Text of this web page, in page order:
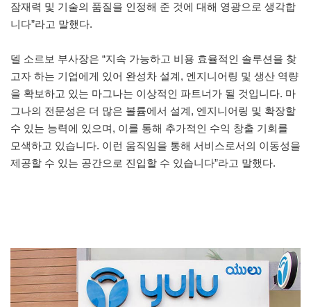
잠재력 및 기술의 품질을 인정해 준 것에 대해 영광으로 생각합
니다”라고 말했다.
델 소르보 부사장은 “지속 가능하고 비용 효율적인 솔루션을 찾
고자 하는 기업에게 있어 완성차 설계, 엔지니어링 및 생산 역량
을 확보하고 있는 마그나는 이상적인 파트너가 될 것입니다. 마
그나의 전문성은 더 많은 볼륨에서 설계, 엔지니어링 및 확장할
수 있는 능력에 있으며, 이를 통해 추가적인 수익 창출 기회를
모색하고 있습니다. 이런 움직임을 통해 서비스로서의 이동성을
제공할 수 있는 공간으로 진입할 수 있습니다”라고 말했다.